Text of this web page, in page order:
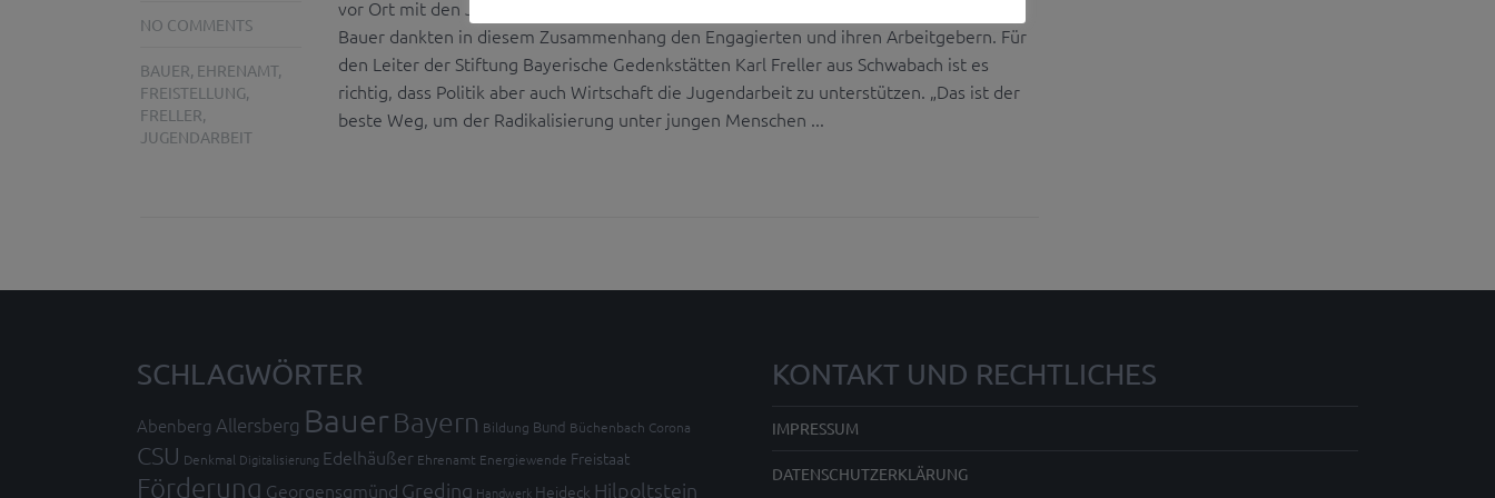
NO COMMENTS
BAUER, EHRENAMT,
FREISTELLUNG,
FRELLER,
JUGENDARBEIT
vor Ort mit den Jugendlichen unterstützt. Die Abgeordneten Karl Freller und Volker
Bauer dankten in diesem Zusammenhang den Engagierten und ihren Arbeitgebern. Für
den Leiter der Stiftung Bayerische Gedenkstätten Karl Freller aus Schwabach ist es
richtig, dass Politik aber auch Wirtschaft die Jugendarbeit zu unterstützen. „Das ist der
beste Weg, um der Radikalisierung unter jungen Menschen ...
SCHLAGWÖRTER
Abenberg Allersberg Bauer Bayern Bildung Bund Büchenbach Corona
CSU Denkmal Digitalisierung Edelhäußer Ehrenamt Energiewende Freistaat
Förderung Georgensgmünd Greding Handwerk Heideck Hilpoltstein
KONTAKT UND RECHTLICHES
IMPRESSUM
DATENSCHUTZERKLÄRUNG